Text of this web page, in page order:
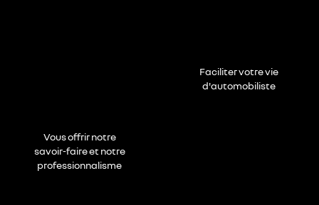
Vous offrir notre
savoir-faire et notre
professionnalisme
Faciliter votre vie
d'automobiliste